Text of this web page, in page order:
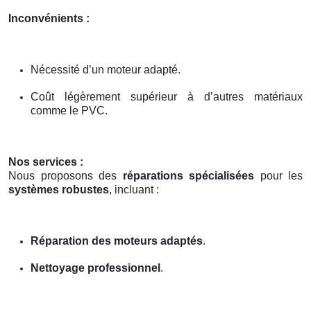
Inconvénients :
Nécessité d’un moteur adapté.
Coût légèrement supérieur à d’autres matériaux
comme le PVC.
Nos services :
Nous proposons des réparations spécialisées pour les
systèmes robustes, incluant :
Réparation des moteurs adaptés.
Nettoyage professionnel .